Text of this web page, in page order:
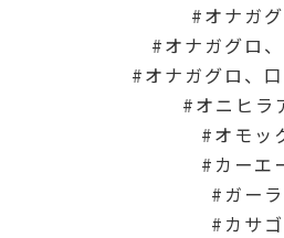
オナガ
オナガグロ
オナガグロ、口
オニヒラ
オモッ
カーエ
ガーラ
カサゴ